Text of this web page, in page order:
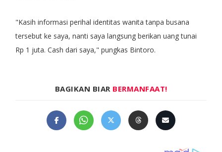
"Kasih informasi perihal identitas wanita tanpa busana
tersebut ke saya, nanti saya langsung berikan uang tunai
Rp 1 juta. Cash dari saya," pungkas Bintoro.
BAGIKAN BIAR BERMANFAAT!